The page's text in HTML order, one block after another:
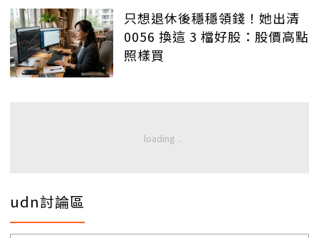
只想退休後穩穩領錢！她出清
0056 換這 3 檔好股：股價高點
照樣買
udn討論區